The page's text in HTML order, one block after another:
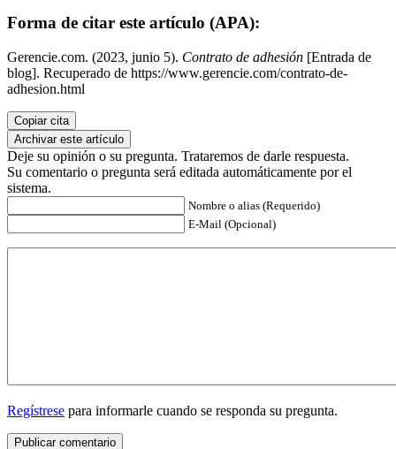
Forma de citar este artículo (APA):
Gerencie.com. (2023, junio 5). Contrato de adhesión [Entrada de
blog]. Recuperado de https://www.gerencie.com/contrato-de-
adhesion.html
Copiar cita
Archivar este artículo
Deje su opinión o su pregunta. Trataremos de darle respuesta.
Su comentario o pregunta será editada automáticamente por el
sistema.
Nombre o alias (Requerido)
E-Mail (Opcional)
Regístrese para informarle cuando se responda su pregunta.